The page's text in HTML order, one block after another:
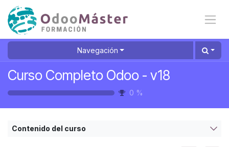
Ir al contenido
Navegación
Curso Completo Odoo - v18
0 %
Contenido del curso